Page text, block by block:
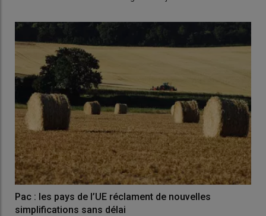
Pac : les pays de l’UE réclament de nouvelles
simplifications sans délai